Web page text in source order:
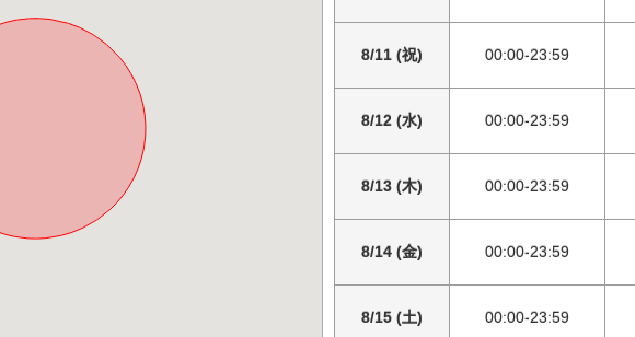
8/11 (祝) 00:00-23:59
8/12 (水) 00:00-23:59
8/13 (木) 00:00-23:59
8/14 (金) 00:00-23:59
8/15 (土) 00:00-23:59